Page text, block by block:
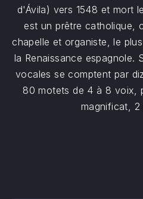
d'Ávila) vers 1548 et mort
est un prêtre catholique,
chapelle et organiste, le
la Renaissance espagnole.
vocales se comptent par
80 motets de 4 à 8 voix,
magnificat, 2